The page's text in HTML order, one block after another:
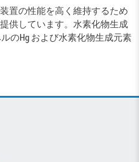
置の性能を高く維持するため
供しています。水素化物生成
ルのHg および水素化物生成元素